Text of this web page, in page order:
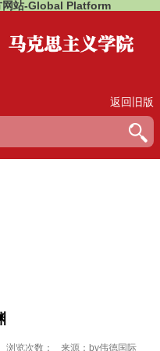
网站-Global Platform
返回旧版
浏览次数： 来源：bv伟德国际